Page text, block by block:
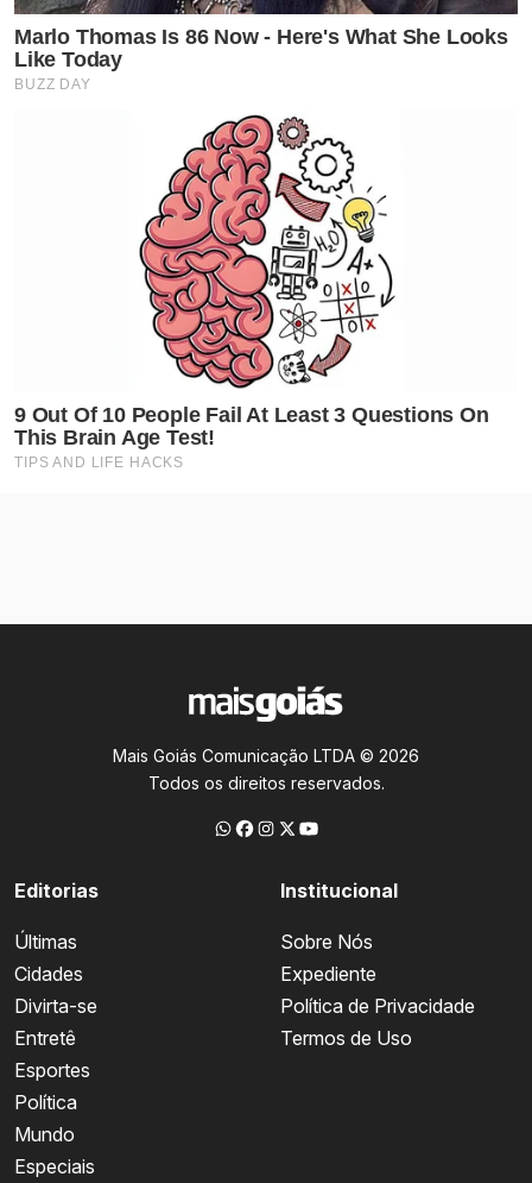
Mais Goiás Comunicação LTDA © 2026
Todos os direitos reservados.
Editorias
Últimas
Cidades
Divirta-se
Entretê
Esportes
Política
Mundo
Especiais
Institucional
Sobre Nós
Expediente
Política de Privacidade
Termos de Uso